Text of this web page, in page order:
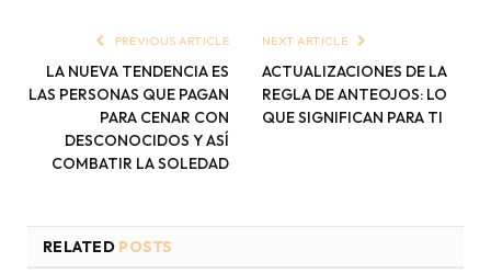
PREVIOUS ARTICLE
LA NUEVA TENDENCIA ES
LAS PERSONAS QUE PAGAN
PARA CENAR CON
DESCONOCIDOS Y ASÍ
COMBATIR LA SOLEDAD
NEXT ARTICLE
ACTUALIZACIONES DE LA
REGLA DE ANTEOJOS: LO
QUE SIGNIFICAN PARA TI
RELATED POSTS